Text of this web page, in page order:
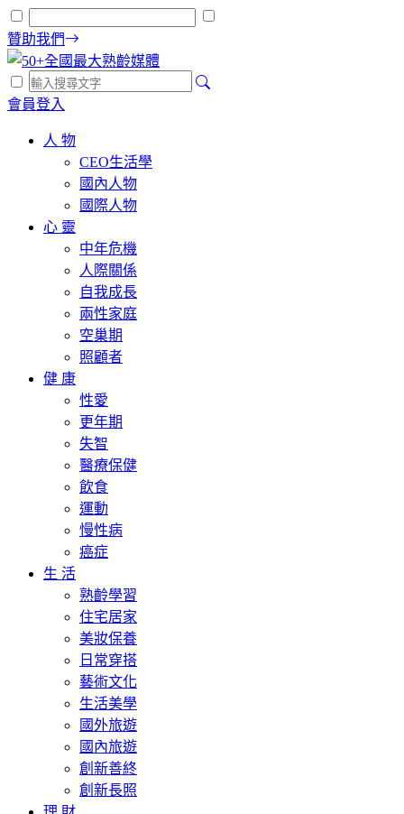
贊助我們
會員登入
人 物
CEO生活學
國內人物
國際人物
心 靈
中年危機
人際關係
自我成長
兩性家庭
空巢期
照顧者
健 康
性愛
更年期
失智
醫療保健
飲食
運動
慢性病
癌症
生 活
熟齡學習
住宅居家
美妝保養
日常穿搭
藝術文化
生活美學
國外旅遊
國內旅遊
創新善終
創新長照